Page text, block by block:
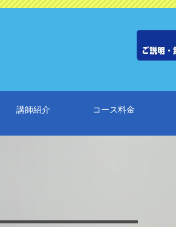
講師紹介 コース料金